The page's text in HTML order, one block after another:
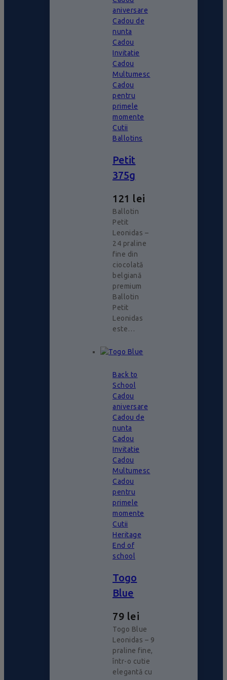
aniversare
Cadou de
nunta
Cadou
Invitatie
Cadou
Multumesc
Cadou
pentru
primele
momente
Cutii
Ballotins
Petit
375g
121 lei
Ballotin
Petit
Leonidas –
24 praline
fine din
ciocolată
belgiană
premium
Ballotin
Petit
Leonidas
este…
Back to
School
Cadou
aniversare
Cadou de
nunta
Cadou
Invitatie
Cadou
Multumesc
Cadou
pentru
primele
momente
Cutii
Heritage
End of
school
Togo
Blue
79 lei
Togo Blue
Leonidas – 9
praline fine,
într-o cutie
elegantă cu